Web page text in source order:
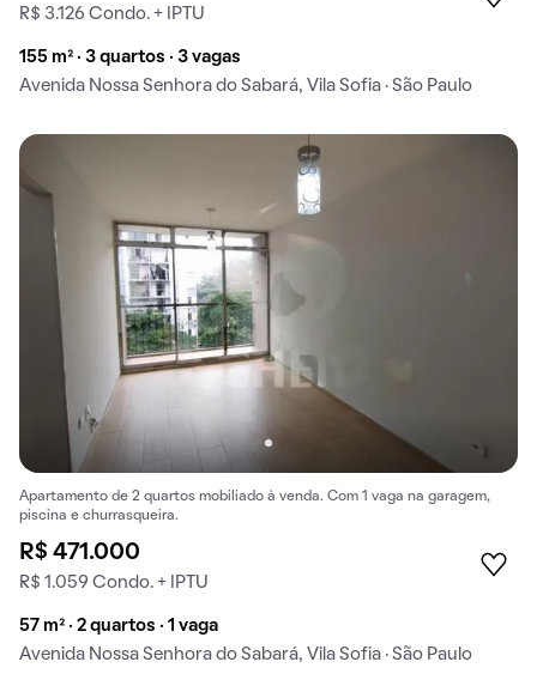
R$ 3.126 Condo. + IPTU
155 m² · 3 quartos · 3 vagas
Avenida Nossa Senhora do Sabará, Vila Sofia · São Paulo
Apartamento de 2 quartos mobiliado à venda. Com 1 vaga na garagem,
piscina e churrasqueira.
R$ 471.000
R$ 1.059 Condo. + IPTU
57 m² · 2 quartos · 1 vaga
Avenida Nossa Senhora do Sabará, Vila Sofia · São Paulo